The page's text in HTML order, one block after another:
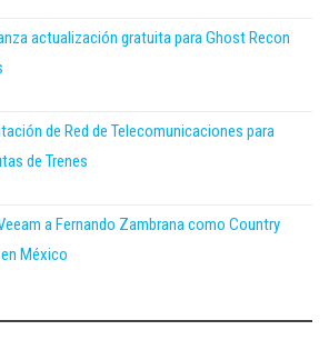
actualización gratuita para Ghost Recon
de Red de Telecomunicaciones para
de Trenes
a Fernando Zambrana como Country
México